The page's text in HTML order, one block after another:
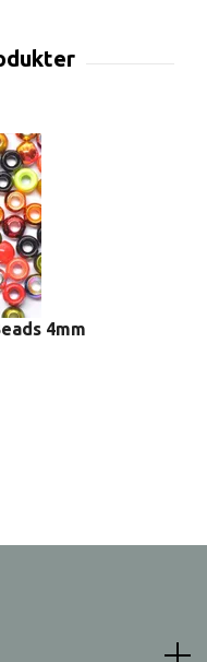
4mm